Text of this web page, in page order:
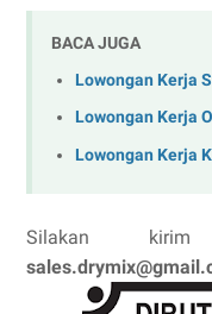
BACA JUGA
Lowongan Kerja
Lowongan Kerja
Lowongan Kerja
Silakan